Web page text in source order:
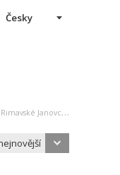
Česky
Janovce >